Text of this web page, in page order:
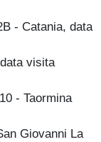
- Catania, data
visita
- Taormina
Giovanni La